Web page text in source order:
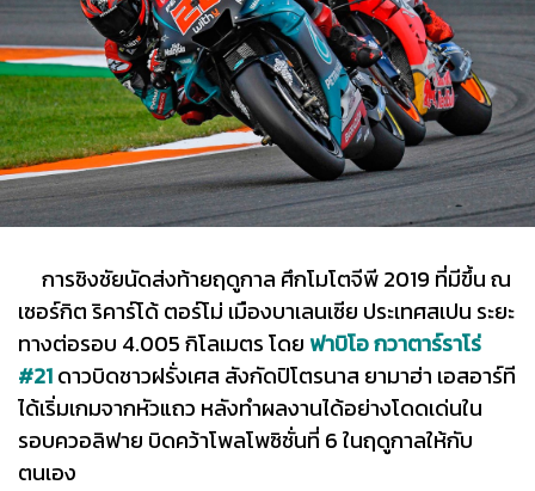
การชิงชัยนัดส่งท้ายฤดูกาล ศึกโมโตจีพี 2019 ที่มีขึ้น ณ
เซอร์กิต ริคาร์โด้ ตอร์โม่ เมืองบาเลนเซีย ประเทศสเปน ระยะ
ทางต่อรอบ 4.005 กิโลเมตร โดยฟาบิโอ กวาตาร์ราโร่
#21ดาวบิดชาวฝรั่งเศส สังกัดปิโตรนาส ยามาฮ่า เอสอาร์ที
ได้เริ่มเกมจากหัวแถว หลังทำผลงานได้อย่างโดดเด่นใน
รอบควอลิฟาย บิดคว้าโพลโพซิชั่นที่ 6 ในฤดูกาลให้กับ
ตนเอง